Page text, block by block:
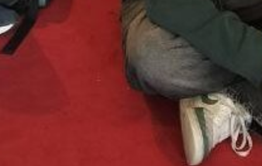
Details zum PodcastVom Bilderbuch zum
Hörspiel